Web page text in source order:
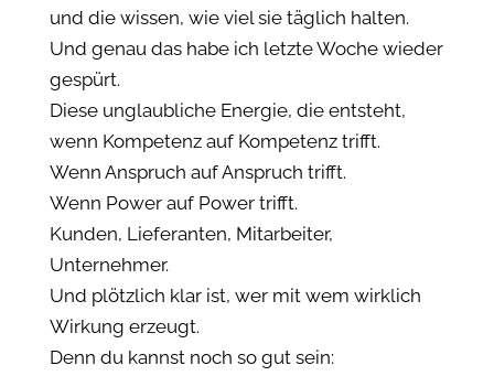
und die wissen, wie viel sie täglich halten.
Und genau das habe ich letzte Woche wieder
gespürt.
Diese unglaubliche Energie, die entsteht,
wenn Kompetenz auf Kompetenz trifft.
Wenn Anspruch auf Anspruch trifft.
Wenn Power auf Power trifft.
Kunden, Lieferanten, Mitarbeiter,
Unternehmer.
Und plötzlich klar ist, wer mit wem wirklich
Wirkung erzeugt.
Denn du kannst noch so gut sein: